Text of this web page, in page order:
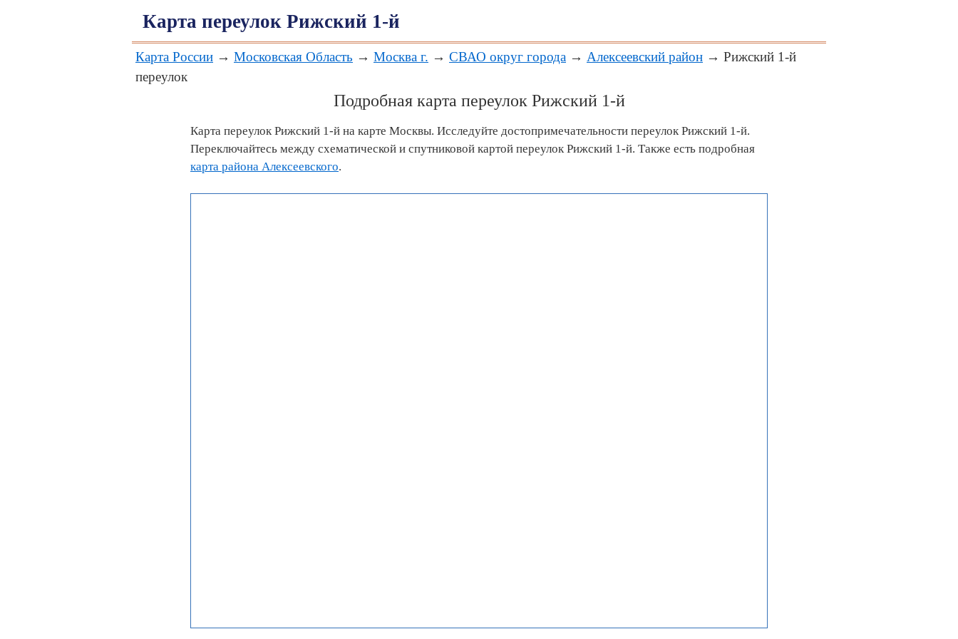
Карта переулок Рижский 1-й
Карта России → Московская Область → Москва г. → СВАО округ города → Алексеевский район → Рижский 1-й
переулок
Подробная карта переулок Рижский 1-й
Карта переулок Рижский 1-й на карте Москвы. Исследуйте достопримечательности переулок Рижский 1-й.
Переключайтесь между схематической и спутниковой картой переулок Рижский 1-й. Также есть подробная
карта района Алексеевского.